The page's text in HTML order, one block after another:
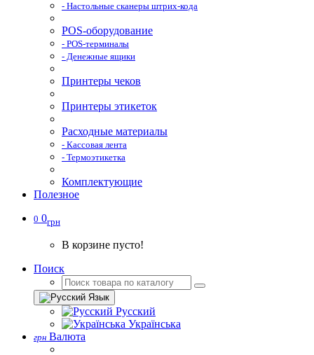
- Настольные сканеры штрих-кода
POS-оборудование
- POS-терминалы
- Денежные ящики
Принтеры чеков
Принтеры этикеток
Расходные материалы
- Кассовая лента
- Термоэтикетка
Комплектующие
Полезное
0 0грн
В корзине пусто!
Поиск
Язык
Русский
Українська
грн Валюта